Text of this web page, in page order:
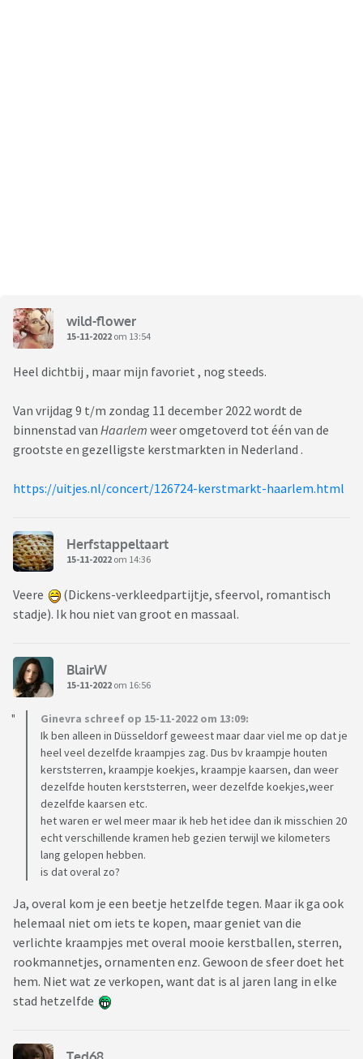
wild-flower
15-11-2022 om 13:54
Heel dichtbij , maar mijn favoriet , nog steeds.
Van vrijdag 9 t/m zondag 11 december 2022 wordt de
binnenstad van Haarlem weer omgetoverd tot één van de
grootste en gezelligste kerstmarkten in Nederland .
https://uitjes.nl/concert/126724-kerstmarkt-haarlem.html
Herfstappeltaart
15-11-2022 om 14:36
Veere
(Dickens-verkleedpartijtje, sfeervol, romantisch
stadje). Ik hou niet van groot en massaal.
BlairW
15-11-2022 om 16:56
Ginevra schreef op 15-11-2022 om 13:09:
Ik ben alleen in Düsseldorf geweest maar daar viel me op dat je
heel veel dezelfde kraampjes zag. Dus bv kraampje houten
kerststerren, kraampje koekjes, kraampje kaarsen, dan weer
dezelfde houten kerststerren, weer dezelfde koekjes,weer
dezelfde kaarsen etc.
het waren er wel meer maar ik heb het idee dan ik misschien 20
echt verschillende kramen heb gezien terwijl we kilometers
lang gelopen hebben.
is dat overal zo?
Ja, overal kom je een beetje hetzelfde tegen. Maar ik ga ook
helemaal niet om iets te kopen, maar geniet van die
verlichte kraampjes met overal mooie kerstballen, sterren,
rookmannetjes, ornamenten enz. Gewoon de sfeer doet het
hem. Niet wat ze verkopen, want dat is al jaren lang in elke
stad hetzelfde